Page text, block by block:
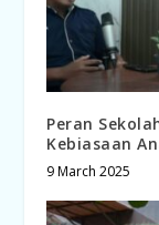
Peran
Kebiasaan
9 March 2025